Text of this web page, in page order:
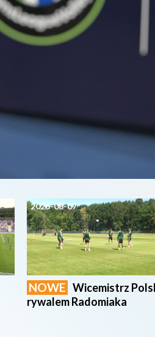
2026-08-07
NOWE Wicemistrz
rywalem Radomiaka